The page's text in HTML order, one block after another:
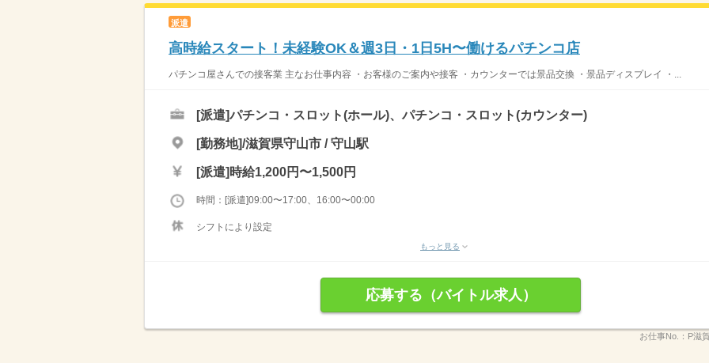
派遣
高時給スタート！未経験OK＆週3日・1日5H〜働けるパチンコ店
パチンコ屋さんでの接客業 主なお仕事内容 ・お客様のご案内や接客 ・カウンターでは景品交換 ・景品ディスプレイ ・...
[派遣]パチンコ・スロット(ホール)、パチンコ・スロット(カウンター)
[勤務地]/滋賀県守山市 / 守山駅
[派遣] 時給1,200円〜1,500円
時間：[派遣]09:00〜17:00、16:00〜00:00
シフトにより設定
もっと見る
応募する（バイトル求人）
お仕事No.： P滋